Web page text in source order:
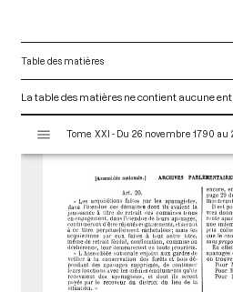
Table des matières
La table des matières ne contient aucune
s
Tome XXI - Du 26 novembre 1790 au